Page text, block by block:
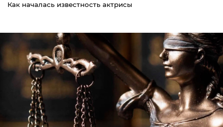
Как началась известность актрисы